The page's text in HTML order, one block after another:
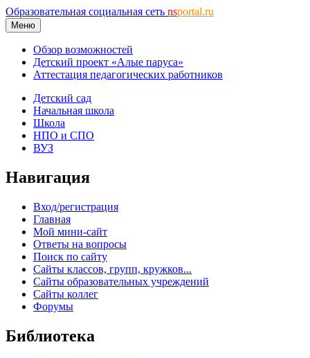
Образовательная социальная сеть nsportal.ru
Меню
Обзор возможностей
Детский проект «Алые паруса»
Аттестация педагогических работников
Детский сад
Начальная школа
Школа
НПО и СПО
ВУЗ
Навигация
Вход/регистрация
Главная
Мой мини-сайт
Ответы на вопросы
Поиск по сайту
Сайты классов, групп, кружков...
Сайты образовательных учреждений
Сайты коллег
Форумы
Библиотека